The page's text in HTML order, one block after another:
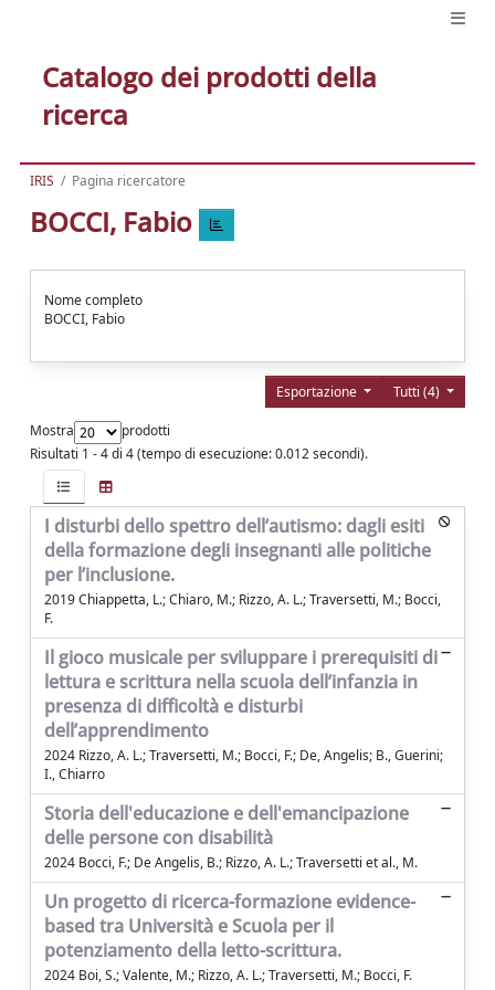
Catalogo dei prodotti della
ricerca
IRIS Pagina ricercatore
BOCCI, Fabio
Nome completo
BOCCI, Fabio
Tutti (4)
Esportazione
Mostra
prodotti
Risultati 1 - 4 di 4 (tempo di esecuzione: 0.012 secondi).
I disturbi dello spettro dell’autismo: dagli esiti
della formazione degli insegnanti alle politiche
per l’inclusione.
2019 Chiappetta, L.; Chiaro, M.; Rizzo, A. L.; Traversetti, M.; Bocci,
F.
Il gioco musicale per sviluppare i prerequisiti di
lettura e scrittura nella scuola dell’infanzia in
presenza di difficoltà e disturbi
dell’apprendimento
2024 Rizzo, A. L.; Traversetti, M.; Bocci, F.; De, Angelis; B., Guerini;
I., Chiarro
Storia dell'educazione e dell'emancipazione
delle persone con disabilità
2024 Bocci, F.; De Angelis, B.; Rizzo, A. L.; Traversetti et al., M.
Un progetto di ricerca-formazione evidence-
based tra Università e Scuola per il
potenziamento della letto-scrittura.
2024 Boi, S.; Valente, M.; Rizzo, A. L.; Traversetti, M.; Bocci, F.